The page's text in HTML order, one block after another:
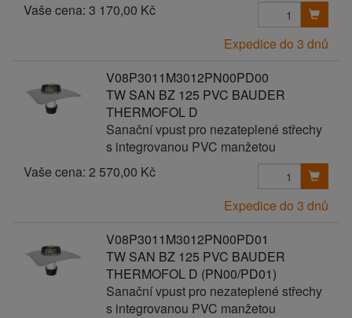
Vaše cena: 3 170,00 Kč
Expedice do 3 dnů
V08P3011M3012PN00PD00
TW SAN BZ 125 PVC BAUDER
THERMOFOL D
Sanační vpust pro nezateplené střechy
s integrovanou PVC manžetou
Vaše cena: 2 570,00 Kč
Expedice do 3 dnů
V08P3011M3012PN00PD01
TW SAN BZ 125 PVC BAUDER
THERMOFOL D (PN00/PD01)
Sanační vpust pro nezateplené střechy
s integrovanou PVC manžetou